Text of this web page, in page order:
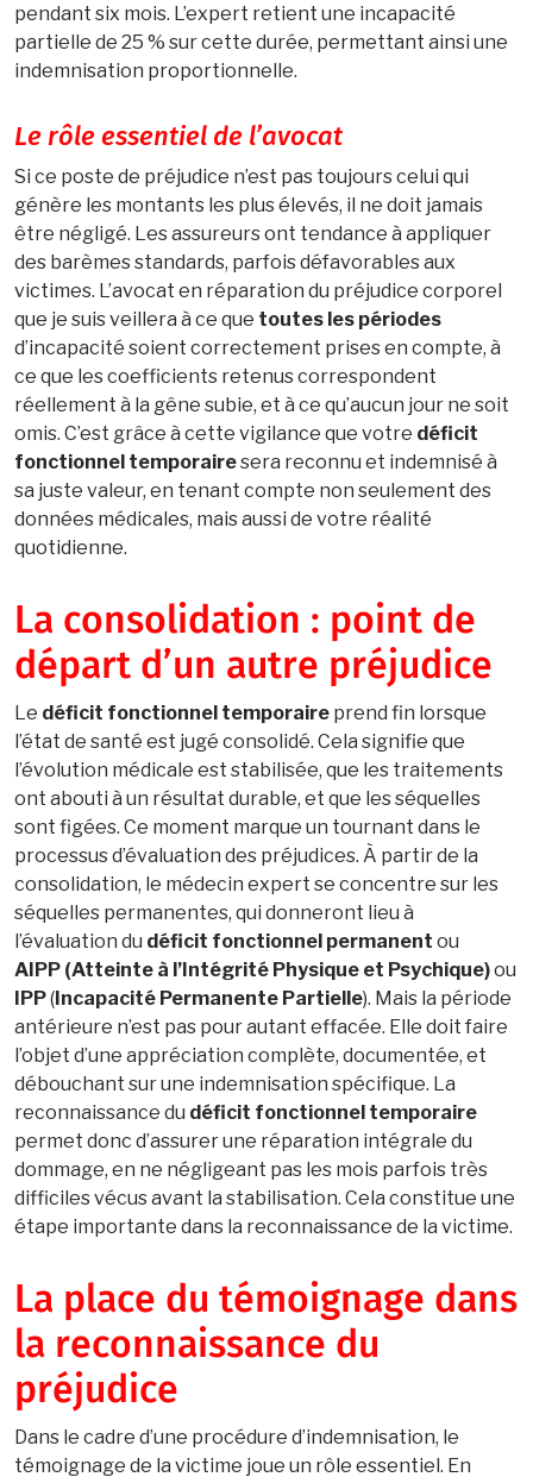
pendant six mois. L’expert retient une incapacité
partielle de 25 % sur cette durée, permettant ainsi une
indemnisation proportionnelle.
Le rôle essentiel de l’avocat
Si ce poste de préjudice n’est pas toujours celui qui
génère les montants les plus élevés, il ne doit jamais
être négligé. Les assureurs ont tendance à appliquer
des barèmes standards, parfois défavorables aux
victimes. L’avocat en réparation du préjudice corporel
que je suis veillera à ce que toutes les périodes
d’incapacité soient correctement prises en compte, à
ce que les coefficients retenus correspondent
réellement à la gêne subie, et à ce qu’aucun jour ne soit
omis. C’est grâce à cette vigilance que votre déficit
fonctionnel temporairesera reconnu et indemnisé à
sa juste valeur, en tenant compte non seulement des
données médicales, mais aussi de votre réalité
quotidienne.
La consolidation : point de
départ d’un autre préjudice
Le déficit fonctionnel temporaire prend fin lorsque
l’état de santé est jugé consolidé. Cela signifie que
l’évolution médicale est stabilisée, que les traitements
ont abouti à un résultat durable, et que les séquelles
sont figées. Ce moment marque un tournant dans le
processus d’évaluation des préjudices. À partir de la
consolidation, le médecin expert se concentre sur les
séquelles permanentes, qui donneront lieu à
l’évaluation du déficit fonctionnel permanent ou
AIPP (Atteinte à l’Intégrité Physique et Psychique)ou
IPP(Incapacité Permanente Partielle). Mais la période
antérieure n’est pas pour autant effacée. Elle doit faire
l’objet d’une appréciation complète, documentée, et
débouchant sur une indemnisation spécifique. La
reconnaissance du déficit fonctionnel temporaire
permet donc d’assurer une réparation intégrale du
dommage, en ne négligeant pas les mois parfois très
difficiles vécus avant la stabilisation. Cela constitue une
étape importante dans la reconnaissance de la victime.
La place du témoignage dans
la reconnaissance du
préjudice
Dans le cadre d’une procédure d’indemnisation, le
témoignage de la victime joue un rôle essentiel. En